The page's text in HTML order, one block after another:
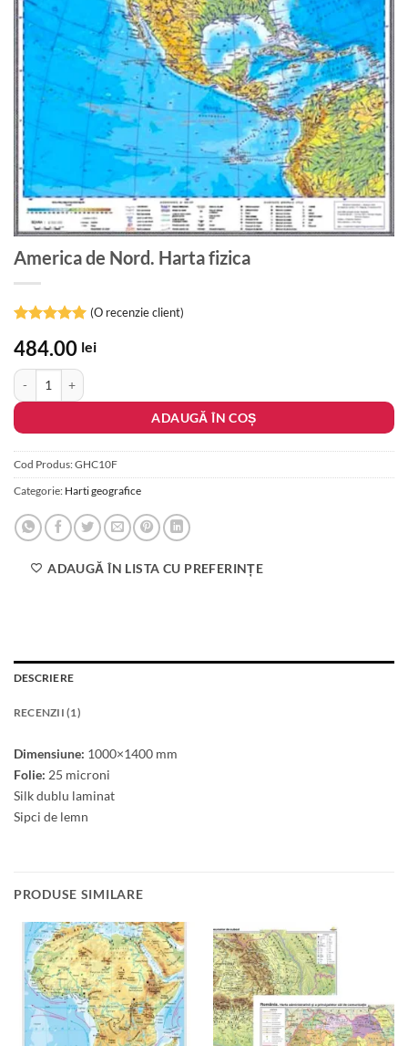
America de Nord. Harta fizica
5din 5 pe
singure
evaluări
(O recenzie client)
484.00 lei
Cantitate America de Nord. Harta fizica
ADAUGĂ ÎN COȘ
Cod Produs:GHC10F
Categorie: Harti geografice
ADAUGĂ ÎN LISTA CU PREFERINȚE
DESCRIERE
RECENZII (1)
Dimensiune: 1000×1400 mm
Folie: 25 microni
Silk dublu laminat
Sipci de lemn
PRODUSE SIMILARE